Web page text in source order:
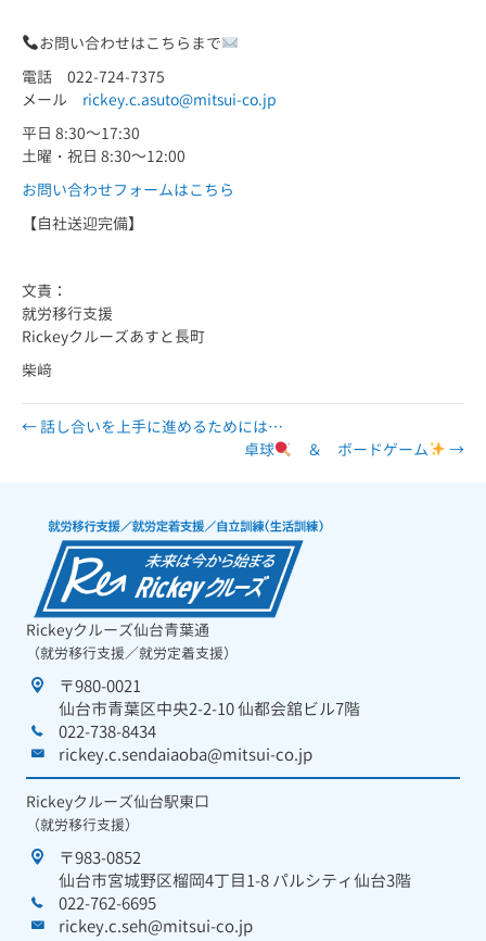
お問い合わせはこちらまで
電話 022-724-7375
メール rickey.c.asuto@mitsui-co.jp
平日 8:30～17:30
土曜・祝日 8:30～12:00
お問い合わせフォームはこちら
【自社送迎完備】
文責：
就労移行支援
Rickeyクルーズあすと長町
柴﨑
← 話し合いを上手に進めるためには…
卓球
＆ ボードゲーム →
Rickeyクルーズ仙台青葉通
（就労移行支援／就労定着支援）
〒980-0021
仙台市青葉区中央2-2-10 仙都会舘ビル7階
022-738-8434
rickey.c.sendaiaoba@mitsui-co.jp
Rickeyクルーズ仙台駅東口
（就労移行支援）
〒983-0852
仙台市宮城野区榴岡4丁目1-8 パルシティ仙台3階
022-762-6695
rickey.c.seh@mitsui-co.jp